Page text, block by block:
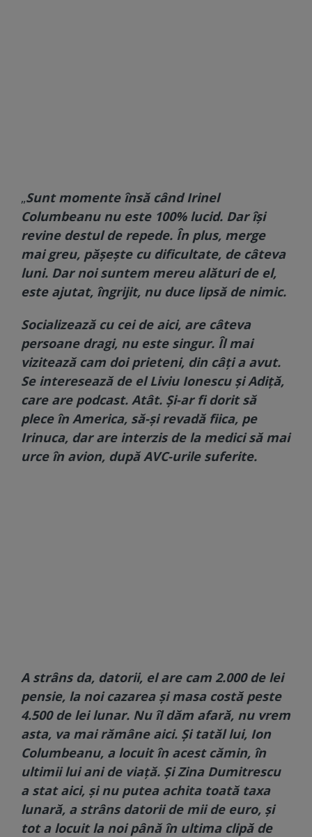
„Sunt momente însă când Irinel
Columbeanu nu este 100% lucid. Dar își
revine destul de repede. În plus, merge
mai greu, pășește cu dificultate, de câteva
luni. Dar noi suntem mereu alături de el,
este ajutat, îngrijit, nu duce lipsă de nimic.
Socializează cu cei de aici, are câteva
persoane dragi, nu este singur. Îl mai
vizitează cam doi prieteni, din câți a avut.
Se interesează de el Liviu Ionescu și Adiță,
care are podcast. Atât. Și-ar fi dorit să
plece în America, să-și revadă fiica, pe
Irinuca, dar are interzis de la medici să mai
urce în avion, după AVC-urile suferite.
A strâns da, datorii, el are cam 2.000 de lei
pensie, la noi cazarea și masa costă peste
4.500 de lei lunar. Nu îl dăm afară, nu vrem
asta, va mai rămâne aici. Și tatăl lui, Ion
Columbeanu, a locuit în acest cămin, în
ultimii lui ani de viață. Și Zina Dumitrescu
a stat aici, și nu putea achita toată taxa
lunară, a strâns datorii de mii de euro, și
tot a locuit la noi până în ultima clipă de